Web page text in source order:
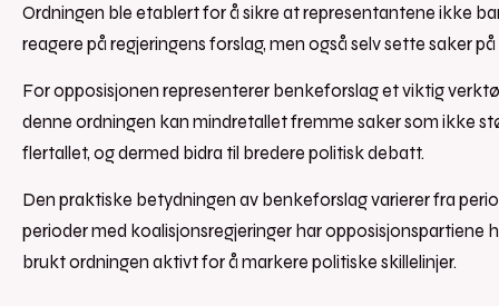
Ordningen ble etablert for å sikre at representantene ikke
reagere på regjeringens forslag, men også selv sette saker
For opposisjonen representerer benkeforslag et viktig
denne ordningen kan mindretallet fremme saker som ikke
flertallet, og dermed bidra til bredere politisk debatt.
Den praktiske betydningen av benkeforslag varierer fra
perioder med koalisjonsregjeringer har opposisjonspartiene
brukt ordningen aktivt for å markere politiske skillelinjer.